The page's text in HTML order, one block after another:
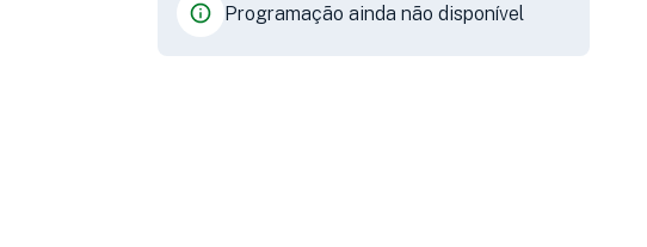
Programação ainda não disponível